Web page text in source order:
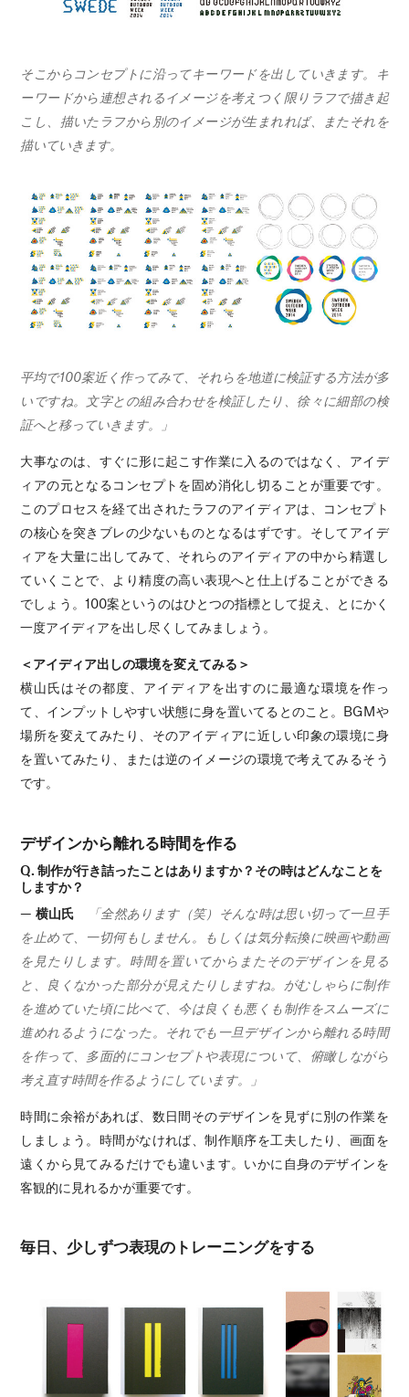
そこからコンセプトに沿ってキーワードを出していきます。キ
ーワードから連想されるイメージを考えつく限りラフで描き起
こし、描いたラフから別のイメージが生まれれば、またそれを
描いていきます。
平均で100案近く作ってみて、それらを地道に検証する方法が多
いですね。文字との組み合わせを検証したり、徐々に細部の検
証へと移っていきます。」
大事なのは、すぐに形に起こす作業に入るのではなく、アイデ
ィアの元となるコンセプトを固め消化し切ることが重要です。
このプロセスを経て出されたラフのアイディアは、コンセプト
の核心を突きブレの少ないものとなるはずです。そしてアイデ
ィアを大量に出してみて、それらのアイディアの中から精選し
ていくことで、より精度の高い表現へと仕上げることができる
でしょう。100案というのはひとつの指標として捉え、とにかく
一度アイディアを出し尽くしてみましょう。
＜アイディア出しの環境を変えてみる＞
横山氏はその都度、アイディアを出すのに最適な環境を作っ
て、インプットしやすい状態に身を置いてるとのこと。BGMや
場所を変えてみたり、そのアイディアに近しい印象の環境に身
を置いてみたり、または逆のイメージの環境で考えてみるそう
です。
デザインから離れる時間を作る
Q. 制作が行き詰ったことはありますか？その時はどんなことを
しますか？
— 横山氏
「全然あります（笑）そんな時は思い切って一旦手
を止めて、一切何もしません。もしくは気分転換に映画や動画
を見たりします。時間を置いてからまたそのデザインを見る
と、良くなかった部分が見えたりしますね。がむしゃらに制作
を進めていた頃に比べて、今は良くも悪くも制作をスムーズに
進めれるようになった。それでも一旦デザインから離れる時間
を作って、多面的にコンセプトや表現について、俯瞰しながら
考え直す時間を作るようにしています。」
時間に余裕があれば、数日間そのデザインを見ずに別の作業を
しましょう。時間がなければ、制作順序を工夫したり、画面を
遠くから見てみるだけでも違います。いかに自身のデザインを
客観的に見れるかが重要です。
毎日、少しずつ表現のトレーニングをする